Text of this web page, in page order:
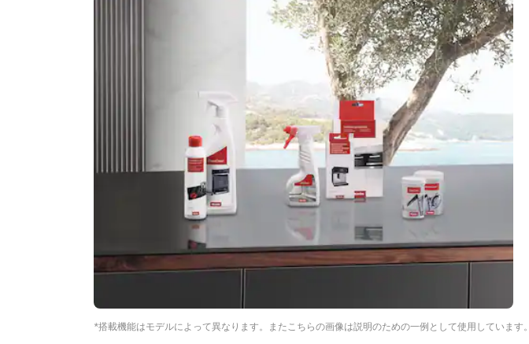
*搭載機能はモデルによって異なります。またこちらの画像は説明のための一例として使用しています。